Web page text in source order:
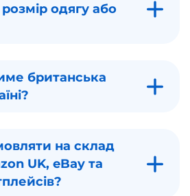
одягу або
британська
на склад
UK, eBay та